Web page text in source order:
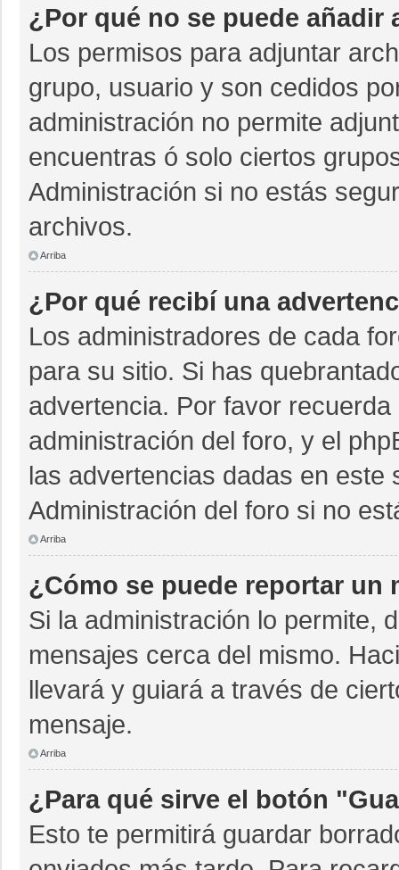
¿Por qué no se puede
Los permisos para adjuntar
grupo, usuario y son cedidos
administración no permite
encuentras ó solo ciertos
Administración si no estás
archivos.
Arriba
¿Por qué recibí una
Los administradores de cada
para su sitio. Si has
advertencia. Por favor
administración del foro, y el
las advertencias dadas en este
Administración del foro si no
Arriba
¿Cómo se puede reportar un
Si la administración lo permite,
mensajes cerca del mismo.
llevará y guiará a través de
mensaje.
Arriba
¿Para qué sirve el botón
Esto te permitirá guardar